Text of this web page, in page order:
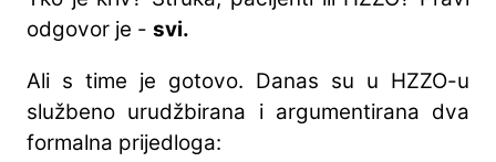
odgovor je - svi.
Ali s time je gotovo. Danas su u HZZO-u
službeno urudžbirana i argumentirana dva
formalna prijedloga: